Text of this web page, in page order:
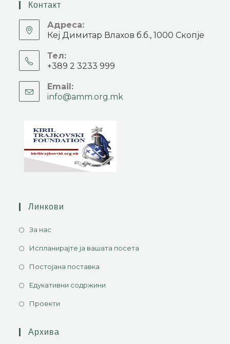
Контакт
Адреса:
Кеј Димитар Влахов б.б., 1000 Скопје
Тел:
+389 2 3233 999
Email:
info@amm.org.mk
Линкови
За нас
Испланирајте ја вашата посета
Постојана поставка
Едукативни содржини
Проекти
Архива